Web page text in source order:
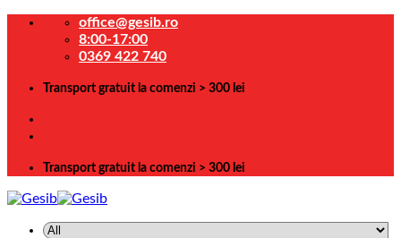
Skip
office@gesib.ro
8:00-17:00
0369 422 740
Transport gratuit la comenzi > 300 lei
Transport gratuit la comenzi > 300 lei